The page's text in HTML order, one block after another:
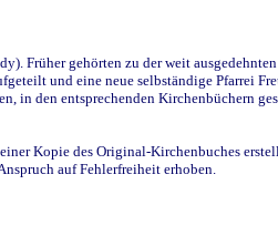
Früher gehörten zu der weit
und eine neue selbständige Pfarrei
den entsprechenden Kirchenbüchern
Kopie des Original-Kirchenbuches
auf Fehlerfreiheit erhoben.